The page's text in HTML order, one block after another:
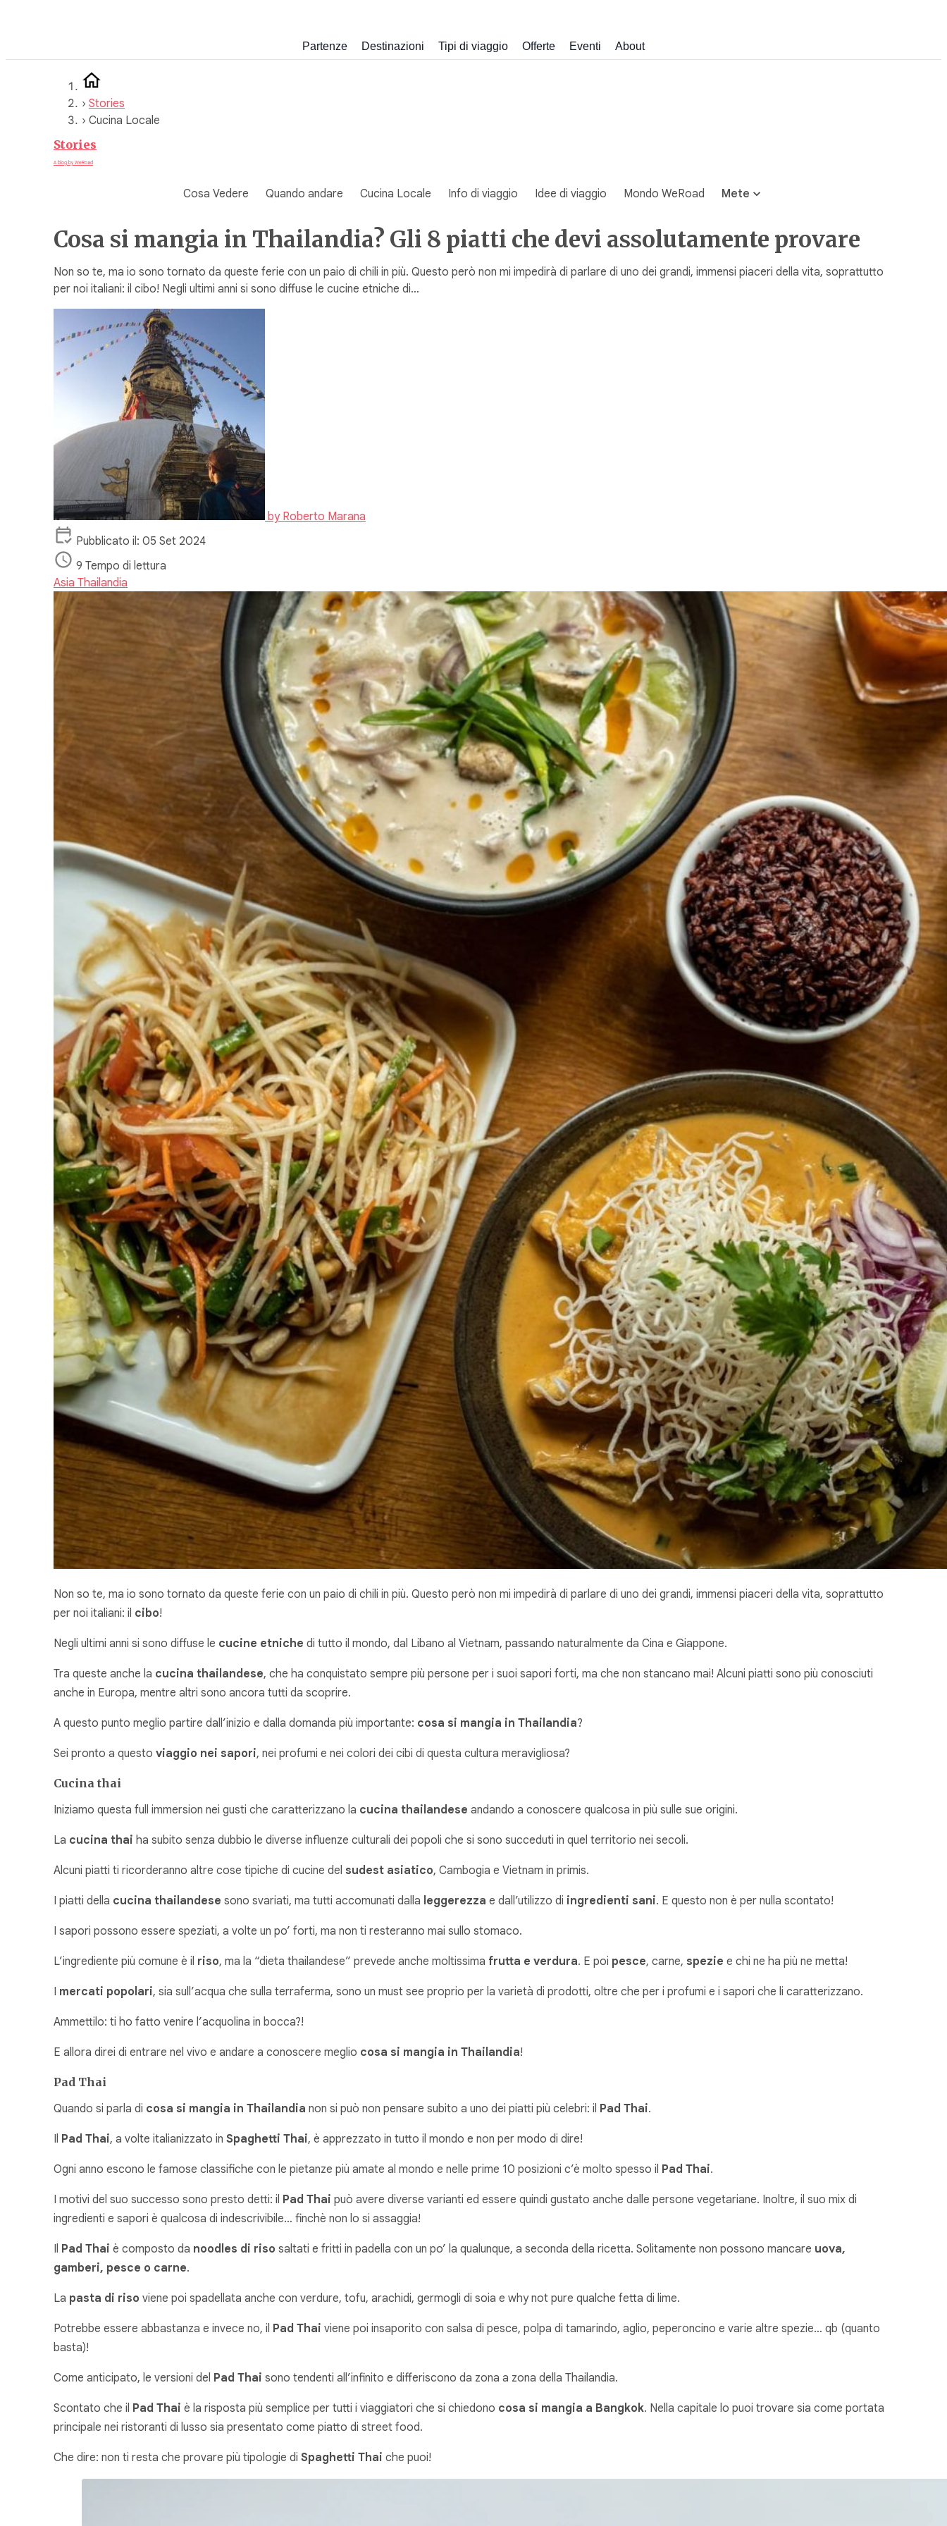
Partenze Destinazioni Tipi di viaggio Offerte Eventi About
› Stories
› Cucina Locale
Stories
A blog by WeRoad
Cosa Vedere Quando andare Cucina Locale Info di viaggio Idee di viaggio Mondo WeRoad Mete
Cosa si mangia in Thailandia? Gli 8 piatti che devi assolutamente provare
Non so te, ma io sono tornato da queste ferie con un paio di chili in più. Questo però non mi impedirà di parlare di uno dei grandi, immensi piaceri della vita, soprattutto
per noi italiani: il cibo! Negli ultimi anni si sono diffuse le cucine etniche di…
by Roberto Marana
Pubblicato il: 05 Set 2024
9 Tempo di lettura
Asia Thailandia
Non so te, ma io sono tornato da queste ferie con un paio di chili in più. Questo però non mi impedirà di parlare di uno dei grandi, immensi piaceri della vita, soprattutto
per noi italiani: il cibo!
Negli ultimi anni si sono diffuse le cucine etniche di tutto il mondo, dal Libano al Vietnam, passando naturalmente da Cina e Giappone.
Tra queste anche la cucina thailandese, che ha conquistato sempre più persone per i suoi sapori forti, ma che non stancano mai! Alcuni piatti sono più conosciuti
anche in Europa, mentre altri sono ancora tutti da scoprire.
A questo punto meglio partire dall’inizio e dalla domanda più importante: cosa si mangia in Thailandia?
Sei pronto a questo viaggio nei sapori, nei profumi e nei colori dei cibi di questa cultura meravigliosa?
Cucina thai
Iniziamo questa full immersion nei gusti che caratterizzano la cucina thailandese andando a conoscere qualcosa in più sulle sue origini.
La cucina thai ha subito senza dubbio le diverse influenze culturali dei popoli che si sono succeduti in quel territorio nei secoli.
Alcuni piatti ti ricorderanno altre cose tipiche di cucine del sudest asiatico, Cambogia e Vietnam in primis.
I piatti della cucina thailandese sono svariati, ma tutti accomunati dalla leggerezza e dall’utilizzo di ingredienti sani. E questo non è per nulla scontato!
I sapori possono essere speziati, a volte un po’ forti, ma non ti resteranno mai sullo stomaco.
L’ingrediente più comune è il riso, ma la “dieta thailandese” prevede anche moltissima frutta e verdura. E poi pesce, carne, spezie e chi ne ha più ne metta!
I mercati popolari, sia sull’acqua che sulla terraferma, sono un must see proprio per la varietà di prodotti, oltre che per i profumi e i sapori che li caratterizzano.
Ammettilo: ti ho fatto venire l’acquolina in bocca?!
E allora direi di entrare nel vivo e andare a conoscere meglio cosa si mangia in Thailandia!
Pad Thai
Quando si parla di cosa si mangia in Thailandia non si può non pensare subito a uno dei piatti più celebri: il Pad Thai.
Il Pad Thai, a volte italianizzato in Spaghetti Thai, è apprezzato in tutto il mondo e non per modo di dire!
Ogni anno escono le famose classifiche con le pietanze più amate al mondo e nelle prime 10 posizioni c’è molto spesso il Pad Thai.
I motivi del suo successo sono presto detti: il Pad Thai può avere diverse varianti ed essere quindi gustato anche dalle persone vegetariane. Inoltre, il suo mix di
ingredienti e sapori è qualcosa di indescrivibile… finchè non lo si assaggia!
Il Pad Thai è composto da noodles di riso saltati e fritti in padella con un po’ la qualunque, a seconda della ricetta. Solitamente non possono mancare uova,
gamberi, pesce o carne.
La pasta di riso viene poi spadellata anche con verdure, tofu, arachidi, germogli di soia e why not pure qualche fetta di lime.
Potrebbe essere abbastanza e invece no, il Pad Thai viene poi insaporito con salsa di pesce, polpa di tamarindo, aglio, peperoncino e varie altre spezie… qb (quanto
basta)!
Come anticipato, le versioni del Pad Thai sono tendenti all’infinito e differiscono da zona a zona della Thailandia.
Scontato che il Pad Thai è la risposta più semplice per tutti i viaggiatori che si chiedono cosa si mangia a Bangkok. Nella capitale lo puoi trovare sia come portata
principale nei ristoranti di lusso sia presentato come piatto di street food.
Che dire: non ti resta che provare più tipologie di Spaghetti Thai che puoi!